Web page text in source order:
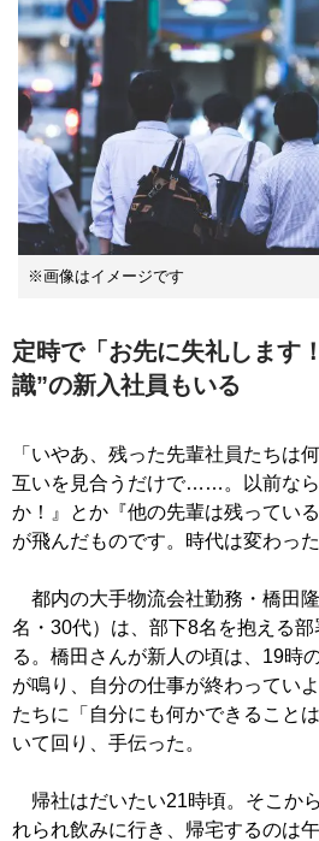
※画像はイメージです
定時で「お先に失礼します
識”の新入社員もいる
「いやあ、残った先輩社員たちは
互いを見合うだけで……。以前な
か！』とか『他の先輩は残ってい
が飛んだものです。時代は変わった
都内の大手物流会社勤務・橋田
名・30代）は、部下8名を抱える部
る。橋田さんが新人の頃は、19時
が鳴り、自分の仕事が終わってい
たちに「自分にも何かできること
いて回り、手伝った。
帰社はだいたい21時頃。そこか
れられ飲みに行き、帰宅するのは